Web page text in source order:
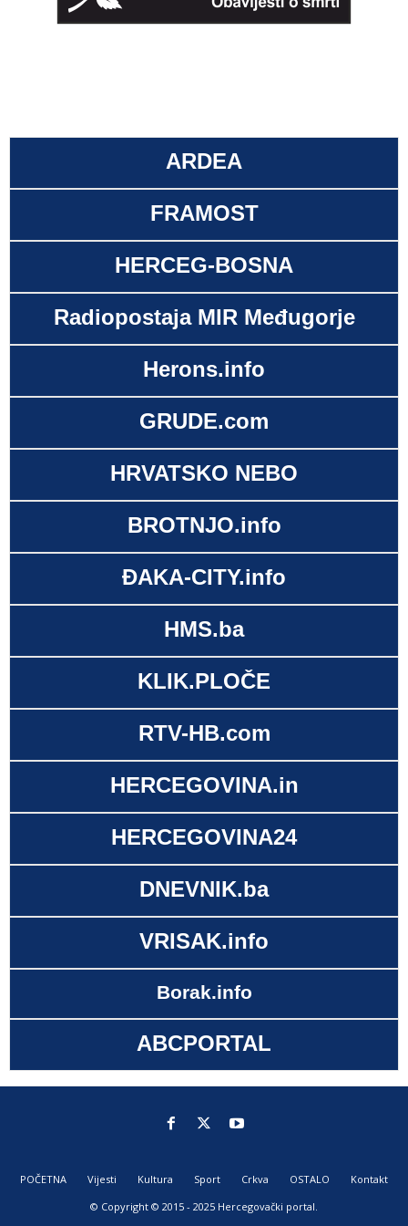
ARDEA
FRAMOST
HERCEG-BOSNA
Radiopostaja MIR Međugorje
Herons.info
GRUDE.com
HRVATSKO NEBO
BROTNJO.info
ĐAKA-CITY.info
HMS.ba
KLIK.PLOČE
RTV-HB.com
HERCEGOVINA.in
HERCEGOVINA24
DNEVNIK.ba
VRISAK.info
Borak.info
ABCPORTAL
POČETNA Vijesti Kultura Sport Crkva OSTALO
Kontakt
© Copyright © 2015 - 2025 Hercegovački portal.